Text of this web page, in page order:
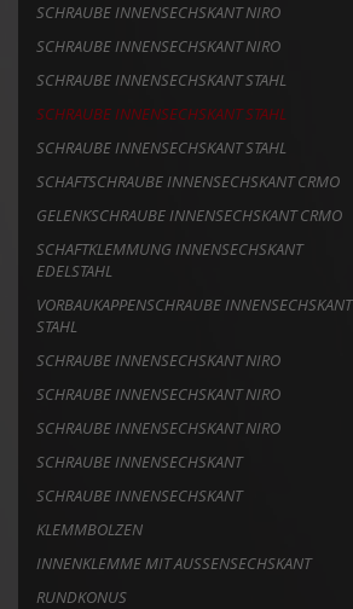
SCHRAUBE INNENSECHSKANT NIRO
SCHRAUBE INNENSECHSKANT NIRO
SCHRAUBE INNENSECHSKANT STAHL
SCHRAUBE INNENSECHSKANT STAHL
SCHRAUBE INNENSECHSKANT STAHL
SCHAFTSCHRAUBE INNENSECHSKANT CRMO
GELENKSCHRAUBE INNENSECHSKANT CRMO
SCHAFTKLEMMUNG INNENSECHSKANT
EDELSTAHL
VORBAUKAPPENSCHRAUBE INNENSECHSKANT
STAHL
SCHRAUBE INNENSECHSKANT NIRO
SCHRAUBE INNENSECHSKANT NIRO
SCHRAUBE INNENSECHSKANT NIRO
SCHRAUBE INNENSECHSKANT
SCHRAUBE INNENSECHSKANT
KLEMMBOLZEN
INNENKLEMME MIT AUSSENSECHSKANT
RUNDKONUS